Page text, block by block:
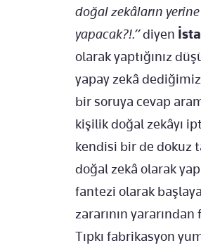
doğal zekâların
yapacak?!.”diyen
olarak yaptığınız
yapay zekâ
bir soruya cevap
kişilik doğal zekâyı
kendisi bir de dokuz
doğal zekâ olarak
fantezi olarak
zararının
Tıpkı fabrikasyon